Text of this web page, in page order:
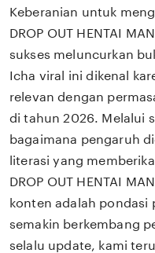
Keberanian untuk
DROP OUT HENTAI
sukses meluncurkan
Icha viral ini dikenal
relevan dengan
di tahun 2026. Melalui
bagaimana pengaruh
literasi yang
DROP OUT HENTAI
konten adalah
semakin berkembang
selalu update, kami